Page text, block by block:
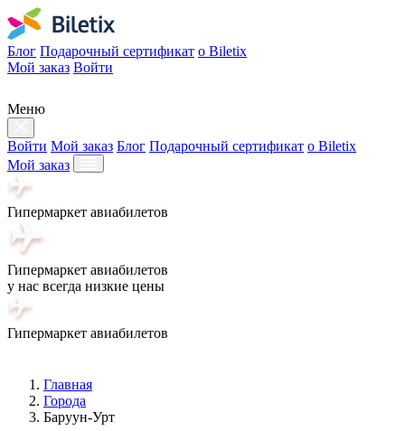
Блог Подарочный сертификат о Biletix
Мой заказ Войти
Меню
Войти Мой заказ Блог Подарочный сертификат о Biletix
Мой заказ
Гипермаркет авиабилетов
Гипермаркет авиабилетов
у нас всегда низкие цены
Гипермаркет авиабилетов
Главная
Города
Баруун-Урт